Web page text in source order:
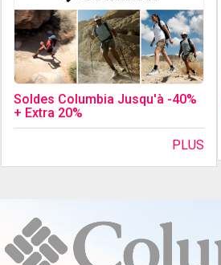
Soldes Columbia Jusqu'à -40%
+ Extra 20%
PLUS